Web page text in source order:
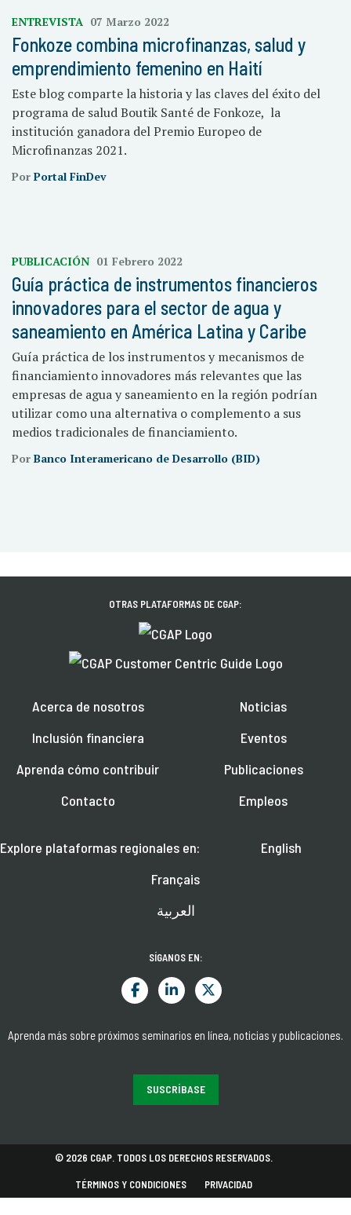
ENTREVISTA 07 Marzo 2022
Fonkoze combina microfinanzas, salud y
emprendimiento femenino en Haití
Este blog comparte la historia y las claves del éxito del
programa de salud Boutik Santé de Fonkoze, la
institución ganadora del Premio Europeo de
Microfinanzas 2021.
Por Portal FinDev
PUBLICACIÓN 01 Febrero 2022
Guía práctica de instrumentos financieros
innovadores para el sector de agua y
saneamiento en América Latina y Caribe
Guía práctica de los instrumentos y mecanismos de
financiamiento innovadores más relevantes que las
empresas de agua y saneamiento en la región podrían
utilizar como una alternativa o complemento a sus
medios tradicionales de financiamiento.
Por Banco Interamericano de Desarrollo (BID)
OTRAS PLATAFORMAS DE CGAP:
Acerca de nosotros
Inclusión financiera
Aprenda cómo contribuir
Contacto
Noticias
Eventos
Publicaciones
Empleos
Explore plataformas regionales en:
English
Français
العربية
SÍGANOS EN:
Aprenda más sobre próximos seminarios en línea, noticias y publicaciones.
SUSCRÍBASE
© 2026 CGAP. TODOS LOS DERECHOS RESERVADOS.
TÉRMINOS Y CONDICIONES PRIVACIDAD